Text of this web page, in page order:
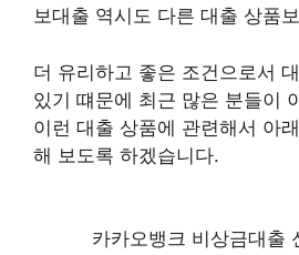
보대출 역시도 다른 대출 상품
더 유리하고 좋은 조건으로서
있기 떄문에 최근 많은 분들이
이런 대출 상품에 관련해서 아
해 보도록 하겠습니다.
카카오뱅크 비상금대출